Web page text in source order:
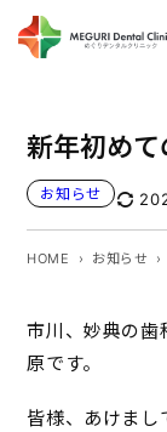
新年初めて
お知らせ
HOME お知らせ
市川、妙典の歯
原です。
皆様、あけまし